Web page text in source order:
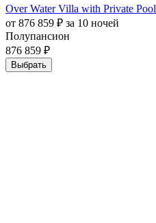
Over Water Villa with Private Pool
от 876 859 ₽ за 10 ночей
Полупансион
876 859 ₽
Выбрать